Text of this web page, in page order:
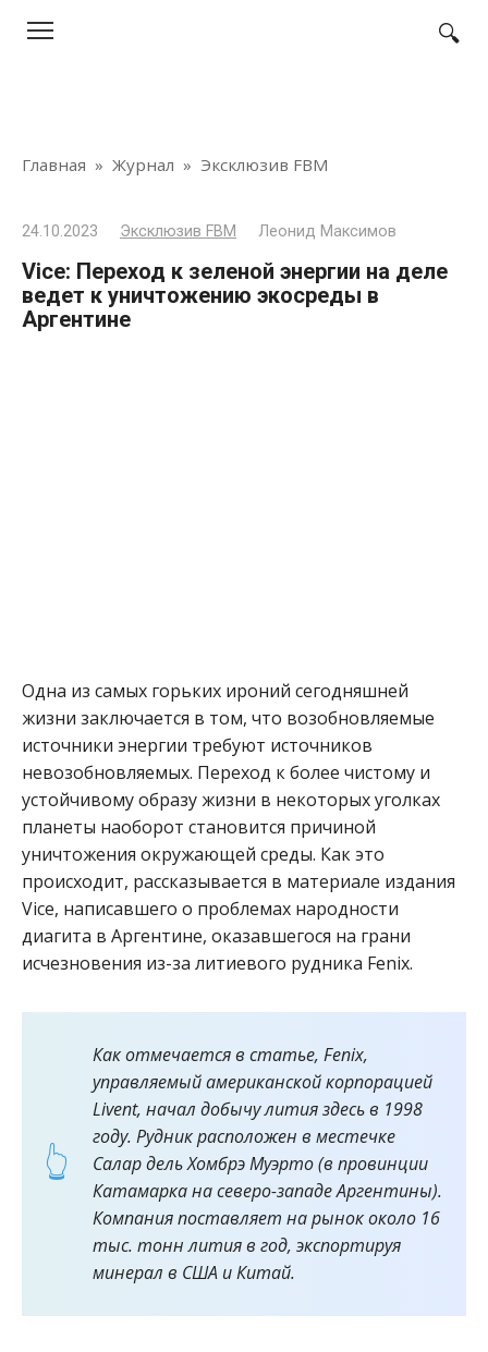
Главная » Журнал » Эксклюзив FBM
24.10.2023 Эксклюзив FBM Леонид Максимов
Vice: Переход к зеленой энергии на деле
ведет к уничтожению экосреды в
Аргентине
Одна из самых горьких ироний сегодняшней
жизни заключается в том, что возобновляемые
источники энергии требуют источников
невозобновляемых. Переход к более чистому и
устойчивому образу жизни в некоторых уголках
планеты наоборот становится причиной
уничтожения окружающей среды. Как это
происходит, рассказывается в материале издания
Vice, написавшего о проблемах народности
диагита в Аргентине, оказавшегося на грани
исчезновения из-за литиевого рудника Fenix.
Как отмечается в статье, Fenix,
управляемый американской корпорацией
Livent, начал добычу лития здесь в 1998
году. Рудник расположен в местечке
Салар дель Хомбрэ Муэрто (в провинции
Катамарка на северо-западе Аргентины).
Компания поставляет на рынок около 16
тыс. тонн лития в год, экспортируя
минерал в США и Китай.